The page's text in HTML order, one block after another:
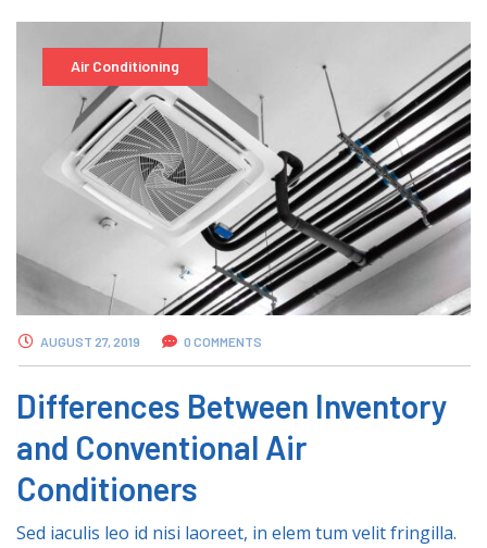
Air Conditioning
AUGUST 27, 2019 0 COMMENTS
Differences Between Inventory
and Conventional Air
Conditioners
Sed iaculis leo id nisi laoreet, in elem tum velit fringilla.